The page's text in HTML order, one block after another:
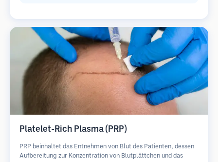
Platelet-Rich Plasma (PRP)
PRP beinhaltet das Entnehmen von Blut des Patienten, dessen
Aufbereitung zur Konzentration von Blutplättchen und das